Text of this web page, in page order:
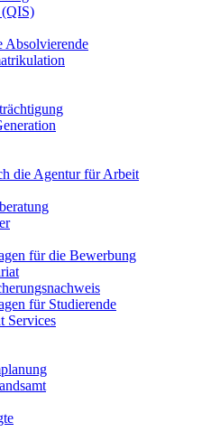
(QIS)
Absolvierende
die Agentur für Arbeit
für die Bewerbung
für Studierende
Services